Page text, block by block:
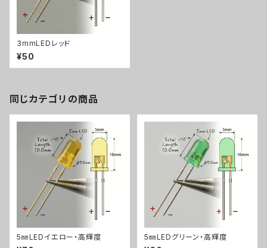
3mmLEDレッド
¥50
同じカテゴリの商品
5㎜LEDイエロー・高輝度 5㎜LEDグリーン・高輝度